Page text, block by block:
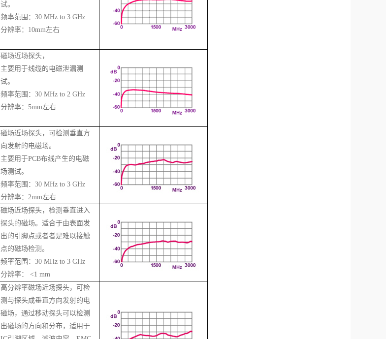
试。
频率范围：30 MHz to 3 GHz
分辨率： 10mm左右
磁场近场探头，
主要用于线缆的电磁泄漏测
试。
频率范围：30 MHz to 2 GHz
分辨率： 5mm左右
磁场近场探头，可检测垂直方
向发射的电磁场。
主要用于PCB布线产生的电磁
场测试。
频率范围：30 MHz to 3 GHz
分辨率： 2mm左右
磁场近场探头，检测垂直进入
探头的磁场。适合于由表面发
出的引脚点或者者是难以接触
点的磁场检测。
频率范围：30 MHz to 3 GHz
分辨率： <1 mm
高分辨率磁场近场探头，可检
测与探头成垂直方向发射的电
磁场，通过移动探头可以检测
出磁场的方向和分布，适用于